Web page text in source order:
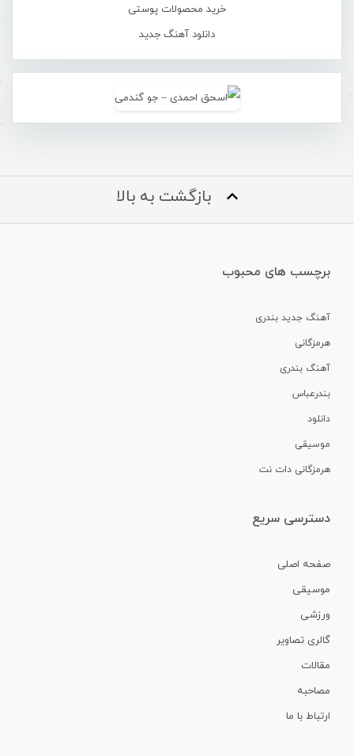
خرید محصولات پوستی
دانلود آهنگ جدید
بازگشت به بالا
برچسب های محبوب
آهنگ جدید بندری
هرمزگانی
آهنگ بندری
بندرعباس
دانلود
موسیقی
هرمزگانی دات نت
دسترسی سریع
صفحه اصلی
موسیقی
ورزشی
گالری تصاویر
مقالات
مصاحبه
ارتباط با ما